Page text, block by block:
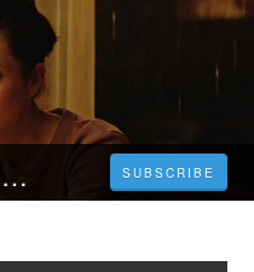
Nikdy neříkej nikdy | CELÝ FILM [2023] 𝐎𝐍𝐋𝐈𝐍𝐄 ZDARMA CZ/SK DABING I TITULKY SUBSCRIBE